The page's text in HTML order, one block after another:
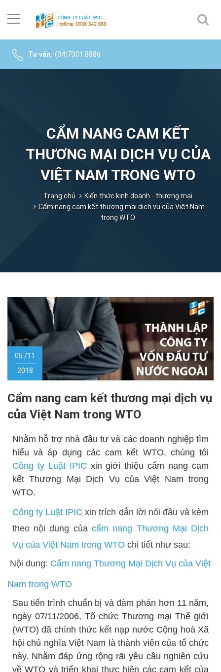
Tư vấn: (04)7301.8886
CẨM NANG CAM KẾT
THƯƠNG MẠI DỊCH VỤ CỦA
VIỆT NAM TRONG WTO
Trang chủ
Kiến thức kinh doanh - thương mại
Cẩm nang cam kết thương mại dịch vụ của Việt Nam
trong WTO
05 /11
2018
Cẩm nang cam kết thương mại dịch vụ
của Việt Nam trong WTO
Nhằm hỗ trợ nhà đầu tư và các doanh nghiệp tìm
hiểu và áp dụng các cam kết WTO, chúng tôi
Công ty Luật IPIC xin giới thiệu cẩm nang cam
kết Thương Mại Dịch Vụ của Việt Nam trong
WTO.
Công ty Luật IPIC xin trích dẫn lời nói đầu và kèm
theo nội dung của cẩm nang Thương Mại Dịch
Vụ của Việt Nam trong WTO chi tiết như sau:
Nội dung: Cẩm nang Thương Mại Dịch Vụ của Việt
Nam trong WTO
Sau tiến trình chuẩn bị và đàm phán hơn 11 năm,
ngày 07/11/2006, Tổ chức Thương mại Thế giới
(WTO) đã chính thức kết nạp nước Cộng hoà Xã
hội chủ nghĩa Việt Nam là thành viên của tổ chức
này. Nhằm đáp ứng rộng rãi yêu cầu nghiên cứu
về WTO và triển khai thực hiện các cam kết của